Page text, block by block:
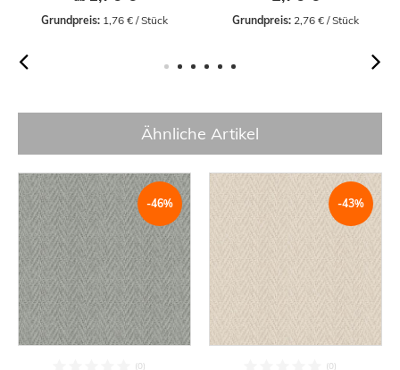
Grundpreis: 1,76 € / Stück Grundpreis: 2,76 € / Stück
Ähnliche Artikel
-46% -43%